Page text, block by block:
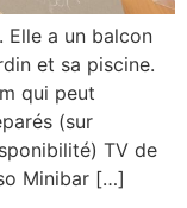
Elle a un balcon
et sa piscine.
qui peut
(sur
TV de
Minibar […]